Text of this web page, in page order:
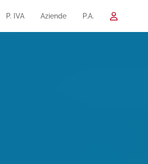
P. IVA Aziende P.A.